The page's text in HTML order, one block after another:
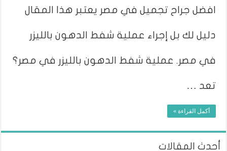
افضل جراح تجميل في مصر يعتبر هذا المقال
دليل لك بل إجراء عملية شفط الدهون بالليزر
في مصر. عملية شفط الدهون بالليزر في مصر؟
تعد …
أكمل القراءة »
أحدث المقالات